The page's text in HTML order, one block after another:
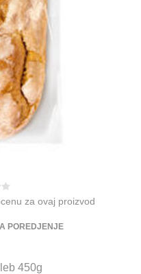
za ovaj proizvod
POREDJENJE
450g